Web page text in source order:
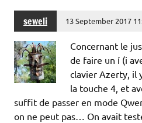
seweli 13 September 2017
Concernant le
de faire un í (i
clavier Azerty, il
la touche 4, et
suffit de passer en mode
on ne peut pas… On avait